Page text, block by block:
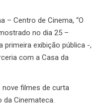
– Centro de Cinema, “O
no dia 25 –
primeira exibição pública -,
com a Casa da
filmes de curta
da Cinemateca.